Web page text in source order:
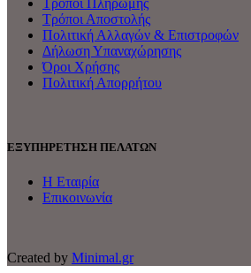
Τρόποι Πληρωμής
Τρόποι Αποστολής
Πολιτική Αλλαγών & Επιστροφών
Δήλωση Υπαναχώρησης
Όροι Χρήσης
Πολιτική Απορρήτου
ΕΞΥΠΗΡΕΤΗΣΗ ΠΕΛΑΤΩΝ
Η Εταιρία
Επικοινωνία
Created by Minimal.gr